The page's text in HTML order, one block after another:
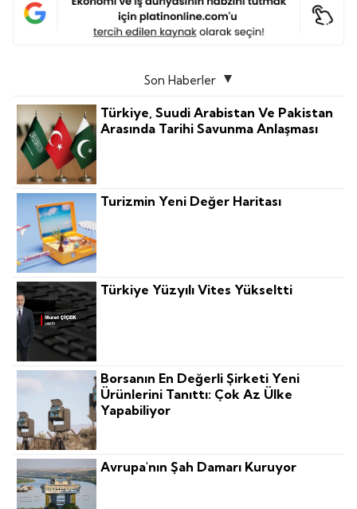
Son Haberler
Türkiye, Suudi Arabistan Ve Pakistan
Arasında Tarihi Savunma Anlaşması
Turizmin Yeni Değer Haritası
Türkiye Yüzyılı Vites Yükseltti
Borsanın En Değerli Şirketi Yeni
Ürünlerini Tanıttı: Çok Az Ülke
Yapabiliyor
Avrupa'nın Şah Damarı Kuruyor